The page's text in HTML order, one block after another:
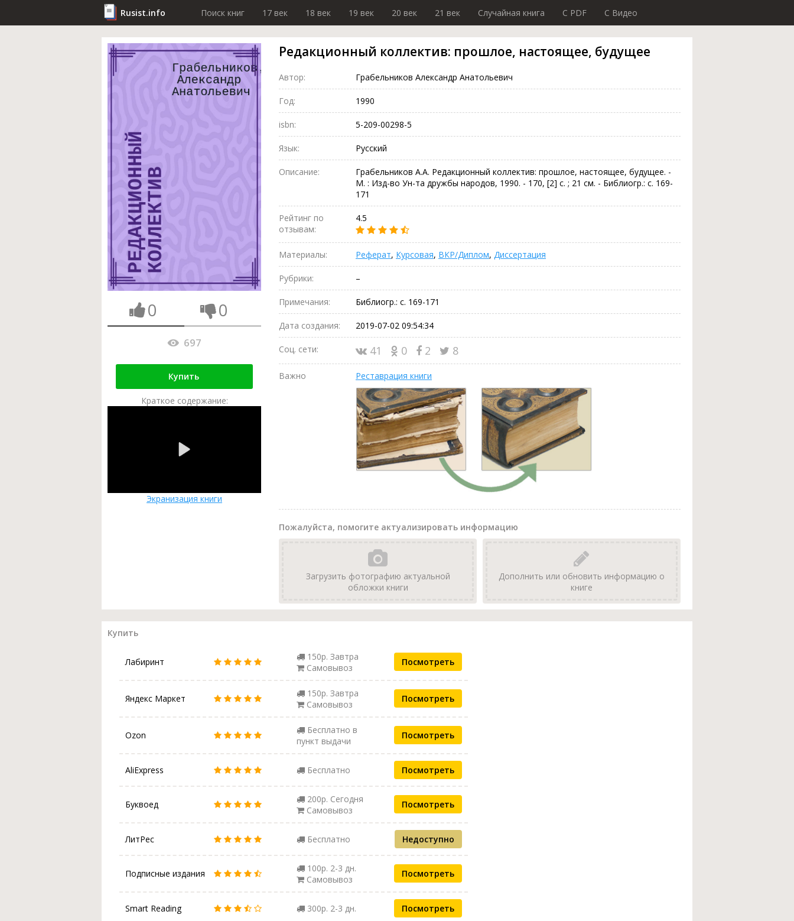
Rusist.info Поиск книг 17 век 18 век 19 век 20 век 21 век Случайная книга C PDF C Видео
0 0
697
Купить
Краткое содержание:
Экранизация книги
Редакционный коллектив: прошлое, настоящее, будущее
Автор: Грабельников Александр Анатольевич
Год: 1990
isbn: 5-209-00298-5
Язык: Русский
Описание:
Грабельников А.А. Редакционный коллектив: прошлое, настоящее, будущее. -
М. : Изд-во Ун-та дружбы народов, 1990. - 170, [2] с. ; 21 см. - Библиогр.: с. 169-
171
Рейтинг по
отзывам:
4.5
Материалы: Реферат, Курсовая, ВКР/Диплом, Диссертация
Рубрики: –
Примечания: Библиогр.: с. 169-171
Дата создания: 2019-07-02 09:54:34
Соц. сети: 41 0 2 8
Важно Реставрация книги
Пожалуйста, помогите актуализировать информацию
Загрузить фотографию актуальной
обложки книги
Дополнить или обновить информацию о
книге
Купить
Лабиринт
150р. Завтра
Самовывоз
Посмотреть
Яндекс Маркет
150р. Завтра
Самовывоз
Посмотреть
Ozon
Бесплатно в
пункт выдачи
Посмотреть
AliExpress Бесплатно Посмотреть
Буквоед
200р. Сегодня
Самовывоз
Посмотреть
ЛитРес Бесплатно Недоступно
Подписные издания
100р. 2-3 дн.
Самовывоз
Посмотреть
Smart Reading 300р. 2-3 дн. Посмотреть